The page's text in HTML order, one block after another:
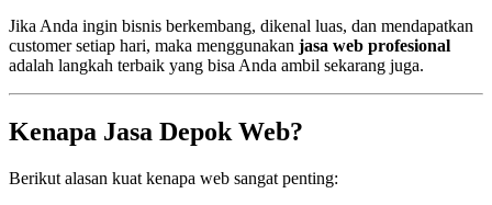
Jika Anda ingin bisnis berkembang, dikenal luas, dan mendapatkan
customer setiap hari, maka menggunakan jasa web profesional
adalah langkah terbaik yang bisa Anda ambil sekarang juga.
Kenapa Jasa Depok Web?
Berikut alasan kuat kenapa web sangat penting: